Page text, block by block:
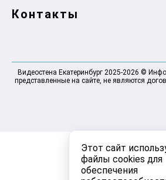
Этот сайт
файлы cookies для
обеспечения
Контакты
Видеостена Екатеринбург 2025-2026 ©
представленные на сайте, не являются